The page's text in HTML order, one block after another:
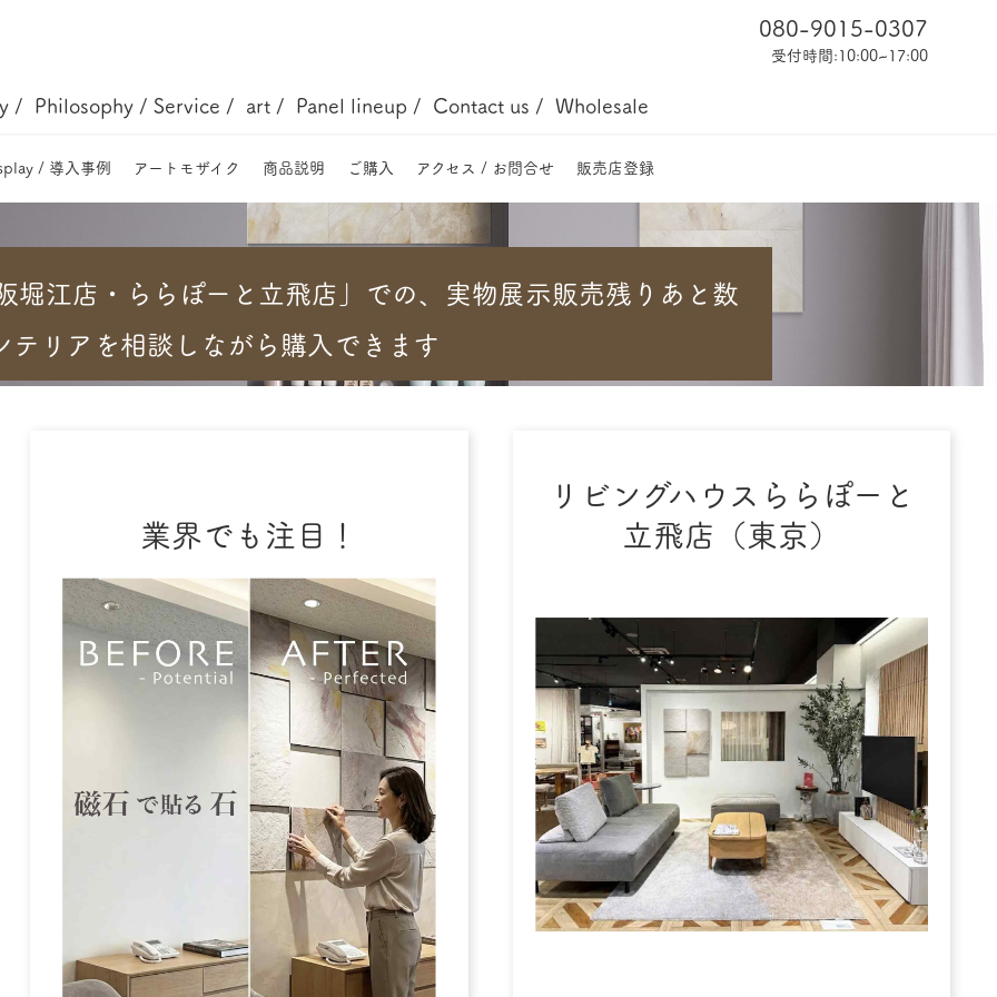
080-9015-0307
受付時間:10:00~17:00
/ Philosophy / Service / art / Panel lineup / Contact us / Wholesale
/ 導入事例 アートモザイク 商品説明 ご購入 アクセス / お問合せ 販売店登録
堀江店・ららぽーと立飛店」での、実物展示販売残りあと数
リアを相談しながら購入できます
業界でも注目！
リビングハウスららぽーと
立飛店（東京）